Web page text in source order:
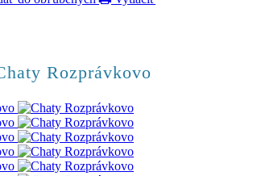
Rozprávkovo